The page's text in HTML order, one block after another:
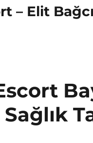
– Elit